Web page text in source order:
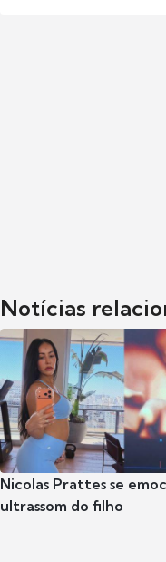
Notícias
Nicolas Prattes se
ultrassom do filho